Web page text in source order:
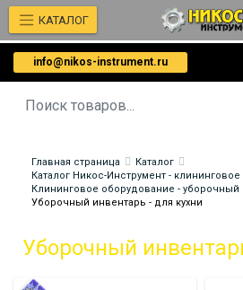
info@nikos-instrument.ru
КАТАЛОГ
Главная страница
Каталог
Каталог Никос-Инструмент -
Клининговое оборудование - уборочный
Уборочный инвентарь - для кухни
Уборочный